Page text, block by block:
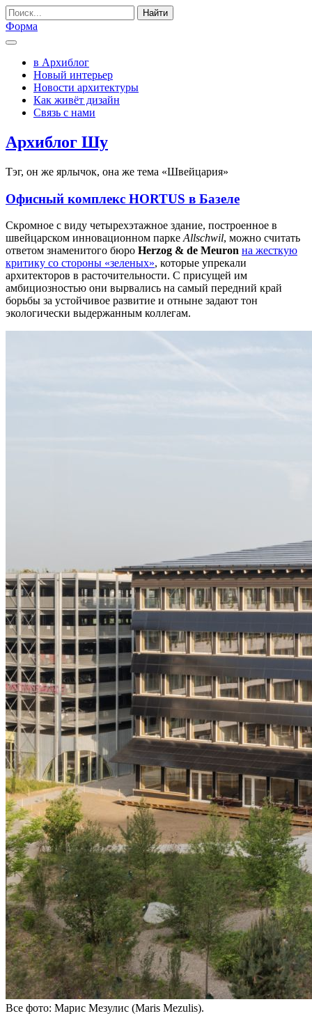
Найти
Форма
в Архиблог
Новый интерьер
Новости архитектуры
Как живёт дизайн
Связь с нами
Архиблог Шу
Тэг, он же ярлычок, она же тема «Швейцария»
Офисный комплекс HORTUS в Базеле
Скромное с виду четырехэтажное здание, построенное в
швейцарском инновационном парке Allschwil, можно считать
ответом знаменитого бюро Herzog & de Meuron на жесткую
критику со стороны «зеленых», которые упрекали
архитекторов в расточительности. С присущей им
амбициозностью они вырвались на самый передний край
борьбы за устойчивое развитие и отныне задают тон
экологически выдержанным коллегам.
Все фото: Марис Мезулис (Maris Mezulis).